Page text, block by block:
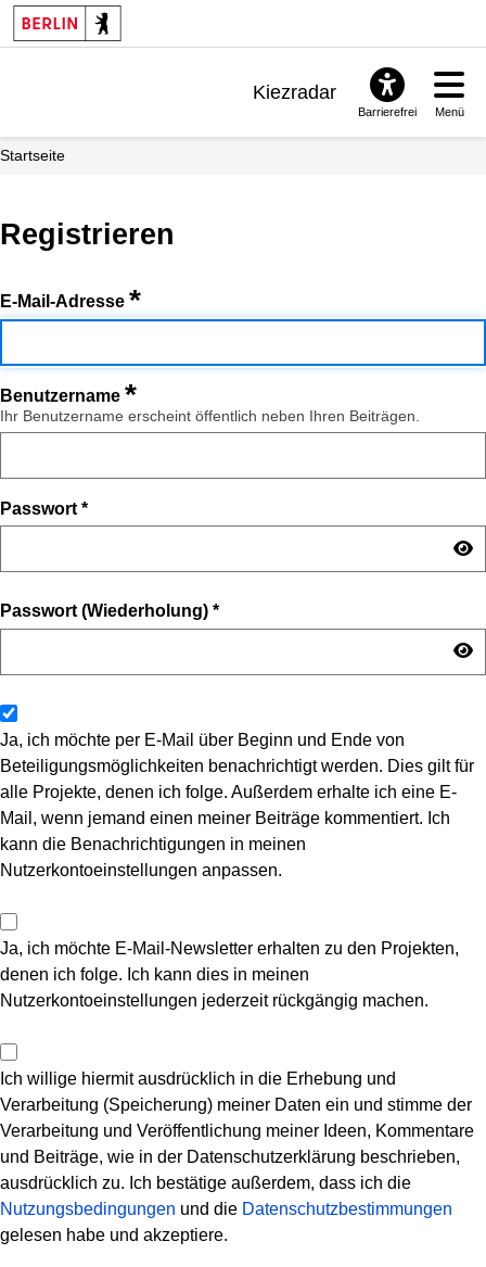
Kiezradar
Barrierefrei Menü
Startseite
Registrieren
E-Mail-Adresse *
Benutzername *
Ihr Benutzername erscheint öffentlich neben Ihren Beiträgen.
Passwort *
Passwort (Wiederholung) *
Ja, ich möchte per E-Mail über Beginn und Ende von
Beteiligungsmöglichkeiten benachrichtigt werden. Dies gilt für
alle Projekte, denen ich folge. Außerdem erhalte ich eine E-
Mail, wenn jemand einen meiner Beiträge kommentiert. Ich
kann die Benachrichtigungen in meinen
Nutzerkontoeinstellungen anpassen.
Ja, ich möchte E-Mail-Newsletter erhalten zu den Projekten,
denen ich folge. Ich kann dies in meinen
Nutzerkontoeinstellungen jederzeit rückgängig machen.
Ich willige hiermit ausdrücklich in die Erhebung und
Verarbeitung (Speicherung) meiner Daten ein und stimme der
Verarbeitung und Veröffentlichung meiner Ideen, Kommentare
und Beiträge, wie in der Datenschutzerklärung beschrieben,
ausdrücklich zu. Ich bestätige außerdem, dass ich die
Nutzungsbedingungen und die Datenschutzbestimmungen
gelesen habe und akzeptiere.